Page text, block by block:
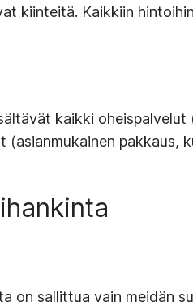
kiinteitä. Kaikkiin
kaikki
(asianmukainen pakkaus,
on sallittua vain meidän